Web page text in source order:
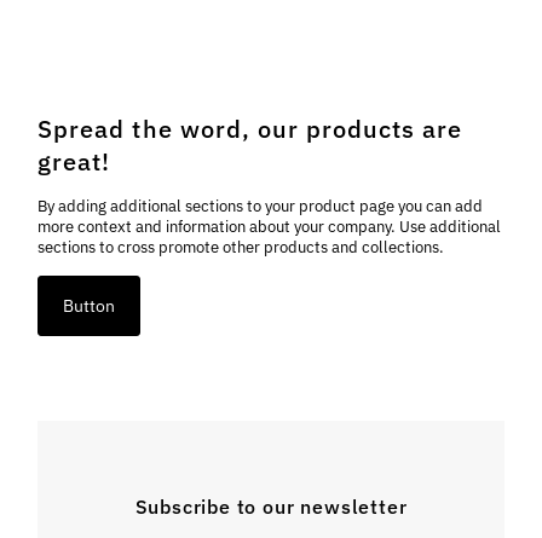
Spread the word, our products are
great!
By adding additional sections to your product page you can add
more context and information about your company. Use additional
sections to cross promote other products and collections.
Button
Subscribe to our newsletter